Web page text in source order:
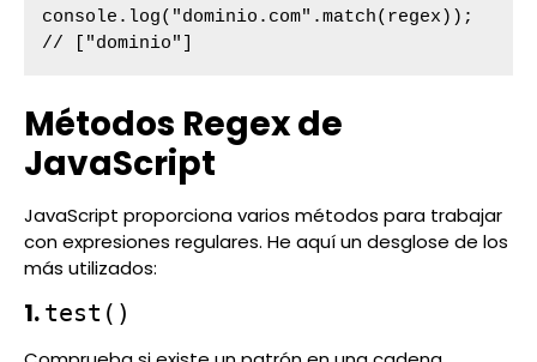
console.log("dominio.com".match(regex));
// ["dominio"]
Métodos Regex de
JavaScript
JavaScript proporciona varios métodos para trabajar
con expresiones regulares. He aquí un desglose de los
más utilizados:
1. test()